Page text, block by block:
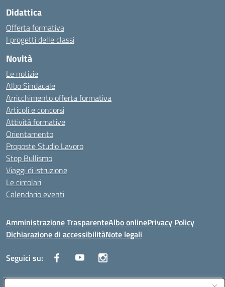
Didattica
Offerta formativa
I progetti delle classi
Novità
Le notizie
Albo Sindacale
Arricchimento offerta formativa
Articoli e concorsi
Attività formative
Orientamento
Proposte Studio Lavoro
Stop Bullismo
Viaggi di istruzione
Le circolari
Calendario eventi
Amministrazione TrasparenteAlbo onlinePrivacy Policy
Dichiarazione di accessibilitàNote legali
Seguici su: